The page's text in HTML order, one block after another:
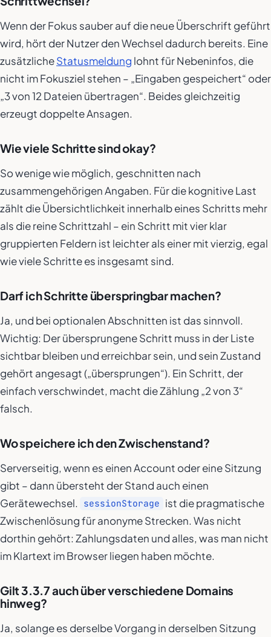
Wenn der Fokus sauber auf die neue Überschrift geführt
wird, hört der Nutzer den Wechsel dadurch bereits. Eine
zusätzlicheStatusmeldung lohnt für Nebeninfos, die
nicht im Fokusziel stehen – „Eingaben gespeichert“ oder
„3 von 12 Dateien übertragen“. Beides gleichzeitig
erzeugt doppelte Ansagen.
Wie viele Schritte sind okay?
So wenige wie möglich, geschnitten nach
zusammengehörigen Angaben. Für die kognitive Last
zählt die Übersichtlichkeit innerhalbeines Schritts mehr
als die reine Schrittzahl – ein Schritt mit vier klar
gruppierten Feldern ist leichter als einer mit vierzig, egal
wie viele Schritte es insgesamt sind.
Darf ich Schritte überspringbar machen?
Ja, und bei optionalen Abschnitten ist das sinnvoll.
Wichtig: Der übersprungene Schritt muss in der Liste
sichtbar bleiben und erreichbar sein, und sein Zustand
gehört angesagt („übersprungen“). Ein Schritt, der
einfach verschwindet, macht die Zählung „2 von 3“
falsch.
Wo speichere ich den Zwischenstand?
Serverseitig, wenn es einen Account oder eine Sitzung
gibt – dann übersteht der Stand auch einen
Gerätewechsel.
sessionStorage ist die pragmatische
Zwischenlösung für anonyme Strecken. Was nicht
dorthin gehört: Zahlungsdaten und alles, was man nicht
im Klartext im Browser liegen haben möchte.
Gilt 3.3.7 auch über verschiedene Domains
hinweg?
Ja, solange es derselbe Vorgang in derselben Sitzung